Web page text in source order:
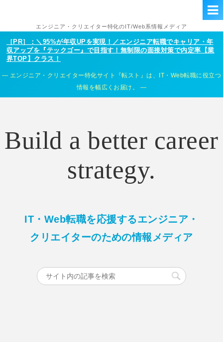
エンジニア・クリエイター特化のIT/Web系情報メディア
［PR］：＼95%が年収UPを実現！／エンジニア転職でキャリア・年
収アップを『テックゴー』で目指す！無制限の面接対策で内定率【業
界TOP】クラス！
エンジニア・クリエイター特化サイト『転スト』は、IT・Web転職に役立つ
情報を幅広くお届け。
Build a better career
strategy.
IT・Web転職を応援するエンジニア・
クリエイターのための情報メディア